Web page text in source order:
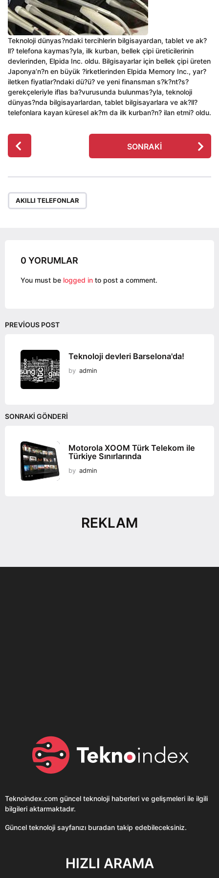
Teknoloji dünyas?ndaki tercihlerin bilgisayardan, tablet ve ak?
ll? telefona kaymas?yla, ilk kurban, bellek çipi üreticilerinin
devlerinden, Elpida Inc. oldu. Bilgisayarlar için bellek çipi üreten
Japonya’n?n en büyük ?irketlerinden Elpida Memory Inc., yar?
iletken fiyatlar?ndaki dü?ü? ve yeni finansman s?k?nt?s?
gerekçeleriyle iflas ba?vurusunda bulunmas?yla, teknoloji
dünyas?nda bilgisayarlardan, tablet bilgisayarlara ve ak?ll?
telefonlara kayan küresel ak?m da ilk kurban?n? ilan etmi? oldu.
P
o
t
P
a
SONRAKI
AKILLI TELEFONLAR
0 YORUMLAR
You must be logged in to post a comment.
PREVIOUS POST
Teknoloji devleri Barselona'da!
by admin
SONRAKI GÖNDERI
Motorola XOOM Türk Telekom ile
Türkiye Sınırlarında
by admin
REKLAM
Teknoindex.com güncel teknoloji haberleri ve gelişmeleri ile ilgili
bilgileri aktarmaktadır.
Güncel teknoloji sayfanızı buradan takip edebileceksiniz.
HIZLI ARAMA